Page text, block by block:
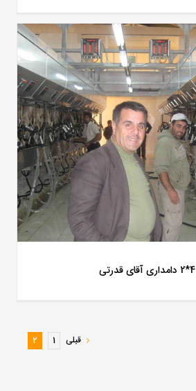
قبلی 1
2